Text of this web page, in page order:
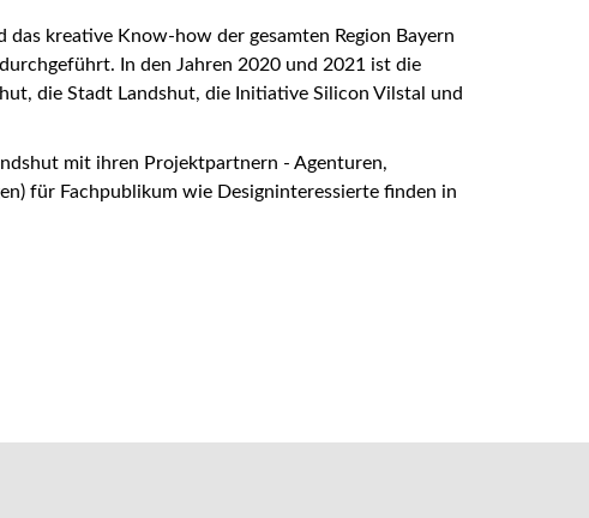
kreative Know-how der gesamten Region Bayern
In den Jahren 2020 und 2021 ist die
die Stadt Landshut, die Initiative Silicon Vilstal und
mit ihren Projektpartnern - Agenturen,
für Fachpublikum wie Designinteressierte finden in